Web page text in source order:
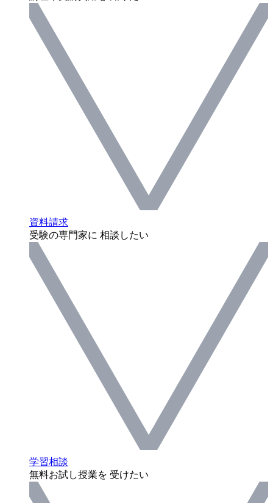
資料請求
受験の専門家に 相談したい
学習相談
無料お試し授業を 受けたい